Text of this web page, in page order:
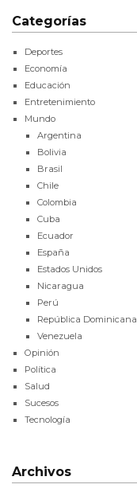
Categorías
Deportes
Economía
Educación
Entretenimiento
Mundo
Argentina
Bolivia
Brasil
Chile
Colombia
Cuba
Ecuador
España
Estados Unidos
Nicaragua
Perú
República Dominicana
Venezuela
Opinión
Política
Salud
Sucesos
Tecnología
Archivos